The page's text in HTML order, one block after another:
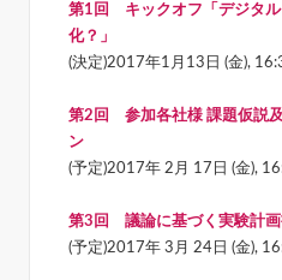
第1回 キックオフ「デジタル
化？」
(決定)2017年1月13日 (金),
第2回 参加各社様 課題仮説
ン
(予定)2017年 2月 17日 (金),
第3回 議論に基づく実験計画
(予定)2017年 3月 24日 (金),